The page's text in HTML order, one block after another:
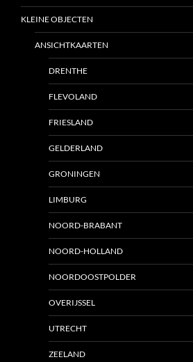
KLEINE OBJECTEN
ANSICHTKAARTEN
DRENTHE
FLEVOLAND
FRIESLAND
GELDERLAND
GRONINGEN
LIMBURG
NOORD-BRABANT
NOORD-HOLLAND
NOORDOOSTPOLDER
OVERIJSSEL
UTRECHT
ZEELAND